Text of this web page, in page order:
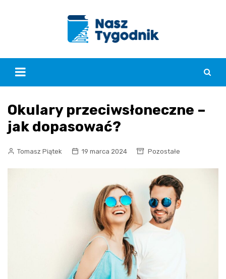
Okulary przeciwsłoneczne –
jak dopasować?
Tomasz Piątek 19 marca 2024 Pozostałe